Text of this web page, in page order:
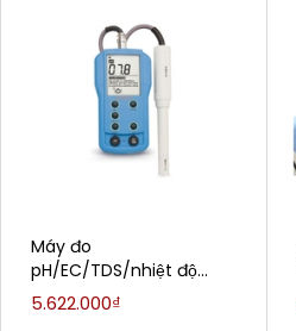
Máy đo
pH/EC/TDS/nhiệt độ
cầm tay HANNA HI9811-51
5.622.000₫